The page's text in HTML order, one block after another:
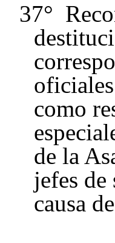
37°
como
de la
jefes
causa